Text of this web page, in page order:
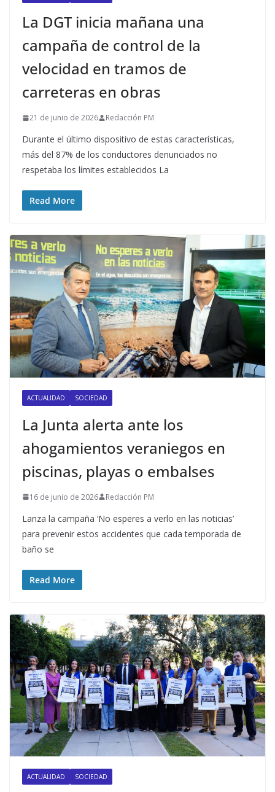
La DGT inicia mañana una
campaña de control de la
velocidad en tramos de
carreteras en obras
21 de junio de 2026 Redacción PM
Durante el último dispositivo de estas características,
más del 87% de los conductores denunciados no
respetaba los límites establecidos La
Read More
ACTUALIDAD SOCIEDAD
La Junta alerta ante los
ahogamientos veraniegos en
piscinas, playas o embalses
16 de junio de 2026 Redacción PM
Lanza la campaña ‘No esperes a verlo en las noticias’
para prevenir estos accidentes que cada temporada de
baño se
Read More
ACTUALIDAD SOCIEDAD